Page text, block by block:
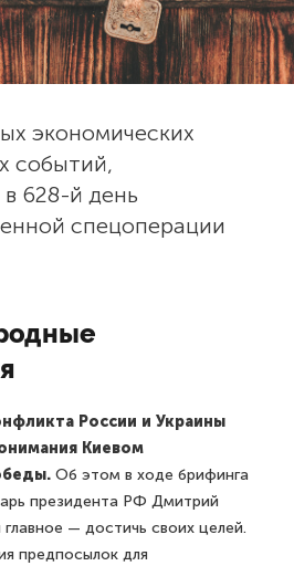
экономических
событий,
628-й день
спецоперации
России и Украины
Киевом
Об этом в ходе брифинга
президента РФ Дмитрий
— достичь своих целей.
предпосылок для